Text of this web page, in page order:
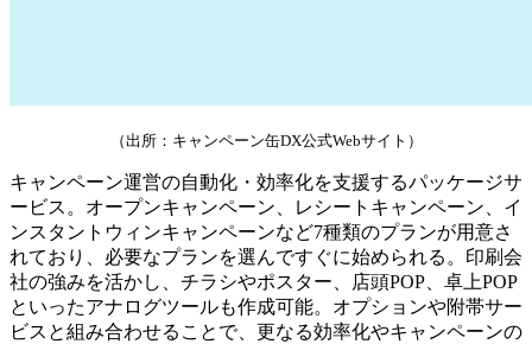
（出所：キャンペーン缶DX公式Webサイト）
キャンペーン運営の自動化・効率化を支援するパッケージサ
ービス。オープンキャンペーン、レシートキャンペーン、イ
ンスタントウィンキャンペーンなど7種類のプランが用意さ
れており、必要なプランを選んですぐに始められる。印刷会
社の強みを活かし、チラシやポスター、店頭POP、卓上POP
といったアナログツールも作成可能。オプションや附帯サー
ビスと組み合わせることで、更なる効率化やキャンペーンの